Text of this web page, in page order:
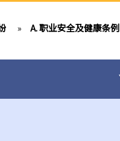
» A. 职业安全及健康条例